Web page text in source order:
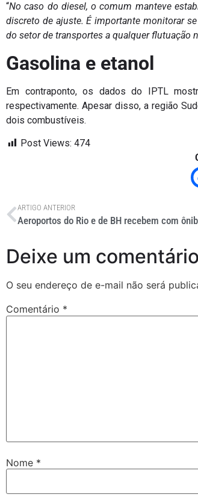
“No caso do diesel, o comum manteve
discreto de ajuste. É importante monitorar
do setor de transportes a qualquer flutuação
Gasolina e etanol
Em contraponto, os dados do IPTL
respectivamente. Apesar disso, a região
dois combustíveis.
Post Views: 474
ARTIGO ANTERIOR
Aeroportos do Rio e de BH recebem com
Deixe um comentário
O seu endereço de e-mail não será
Comentário *
Nome *